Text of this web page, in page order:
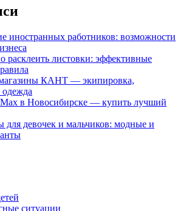
иностранных работников: возможности
расклеить листовки: эффективные
КАНТ — экипировка,
Max в Новосибирске — купить лучший
для девочек и мальчиков: модные и
ситуации